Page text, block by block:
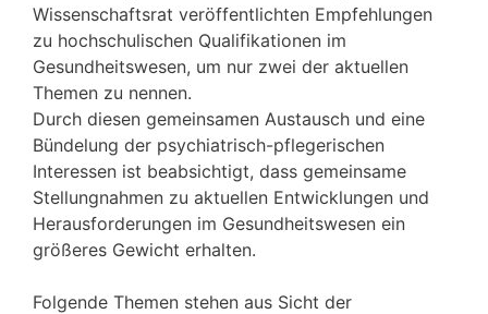
Wissenschaftsrat veröffentlichten Empfehlungen
zu hochschulischen Qualifikationen im
Gesundheitswesen, um nur zwei der aktuellen
Themen zu nennen.
Durch diesen gemeinsamen Austausch und eine
Bündelung der psychiatrisch-pflegerischen
Interessen ist beabsichtigt, dass gemeinsame
Stellungnahmen zu aktuellen Entwicklungen und
Herausforderungen im Gesundheitswesen ein
größeres Gewicht erhalten.
Folgende Themen stehen aus Sicht der